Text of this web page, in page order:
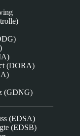
(DORA)
(GDNG)
(EDSA)
(EDSB)